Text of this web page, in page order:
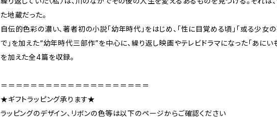
た地蔵だった。
自伝的色彩の濃い、著者初の小説「幼年時代」をはじめ、「性に目覚める頃」「或る少女
で」を加えた“幼年時代三部作”を中心に、繰り返し映画やテレビドラマになった「あにい
を加えた全4篇を収録。
＝＝＝＝＝＝＝＝＝＝＝＝＝＝＝＝＝＝＝＝
★ギフトラッピング承ります★
ラッピングのデザイン、リボンの色等は以下のページからご確認ください